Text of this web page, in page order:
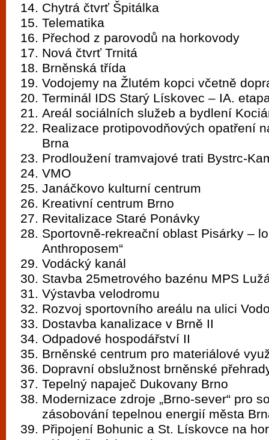
Chytrá čtvrť Špitálka
Telematika
Přechod z parovodů na horkovody
Nová čtvrť Trnitá
Brněnská třída
Vodojemy na Žlutém kopci včetně
Terminál IDS Starý Lískovec – IA.
Areál sociálních služeb a bydlení
Realizace protipovodňových opatření
Brna
Prodloužení tramvajové trati Bystrc-
VMO
Janáčkovo kulturní centrum
Kreativní centrum Brno
Revitalizace Staré Ponávky
Sportovně-rekreační oblast Pisárky –
Anthroposem“
Vodácký kanál
Stavba 25metrového bazénu MPS
Výstavba velodromu
Rozvoj sportovního areálu na ulici
Dostavba kanalizace v Brně II
Odpadové hospodářství II
Brněnské centrum pro materiálové
Dopravní obslužnost brněnské
Tepelný napaječ Dukovany Brno
Modernizace zdroje „Brno-sever“ pro
zásobování tepelnou energií města
Připojení Bohunic a St. Lískovce na